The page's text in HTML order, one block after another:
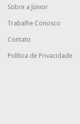
Sobre a Júnior
Trabalhe Conosco
Contato
Política de Privacidade